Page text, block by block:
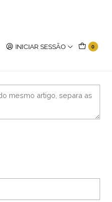
INICIAR SESSÃO 0